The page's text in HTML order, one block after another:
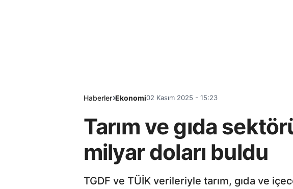
Haberler Ekonomi02 Kasım 2025 - 15:23
Tarım ve gıda
milyar doları buldu
TGDF ve TÜİK verileriyle tarım, gıda ve